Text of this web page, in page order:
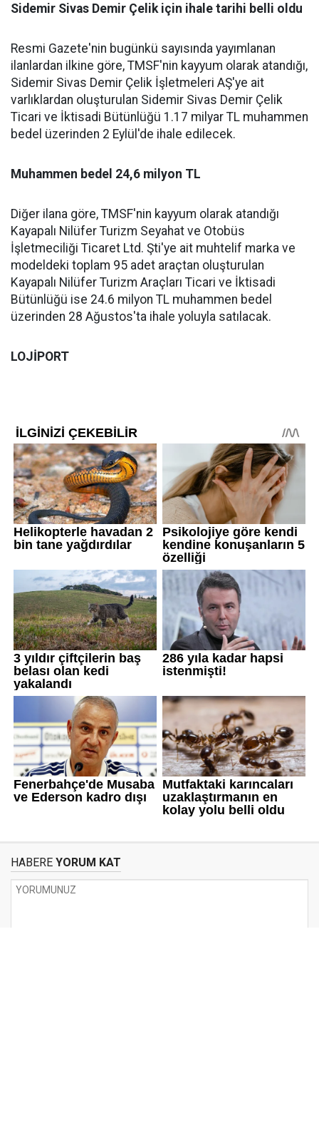
Sidemir Sivas Demir Çelik için ihale tarihi belli oldu
Resmi Gazete'nin ‌bugünkü sayısında yayımlanan
ilanlardan ilkine ⁠göre, TMSF'nin kayyum ‌olarak atandığı,
Sidemir Sivas Demir ‌Çelik İşletmeleri AŞ'ye ‌ait
varlıklardan oluşturulan Sidemir Sivas Demir ‌Çelik
Ticari ve İktisadi Bütünlüğü 1.17 milyar TL ‌muhammen
bedel üzerinden ​2 Eylül'de ihale edilecek.
Muhammen bedel 24,6 milyon TL
Diğer ilana göre, TMSF'nin kayyum olarak atandığı
Kayapalı Nilüfer Turizm Seyahat ve Otobüs
İşletmeciliği Ticaret Ltd. Şti'ye ​ait muhtelif ​marka ve ​
modeldeki toplam 95 adet araçtan oluşturulan
⁠Kayapalı Nilüfer Turizm Araçları Ticari ve İktisadi
Bütünlüğü ise ​24.6 milyon ​TL muhammen bedel
üzerinden ​28 Ağustos'ta ihale yoluyla satılacak.
LOJİPORT
HABERE YORUM KAT